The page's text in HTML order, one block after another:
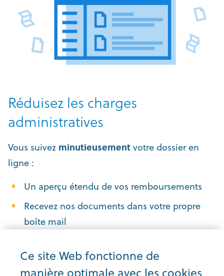
Réduisez les charges
administratives
Vous suivez minutieusementvotre dossier en
ligne :
Un aperçu étendu de vos remboursements
Recevez nos documents dans votre propre
boîte mail
pour votre remboursement
Ce site Web fonctionne de